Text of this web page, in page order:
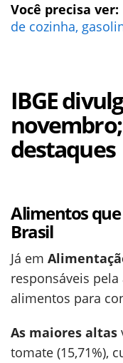
Você precisa ver:
de cozinha,
IBGE
destaques
Alimentos
Brasil
Já em
responsáveis
alimentos para
As maiores altas
tomate (15,71%),